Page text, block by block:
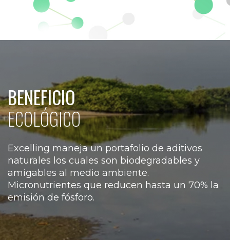
BENEFICIO
ECOLÓGICO
Excelling maneja un portafolio de aditivos
naturales los cuales son biodegradables y
amigables al medio ambiente.
Micronutrientes que reducen hasta un 70% la
emisión de fósforo.